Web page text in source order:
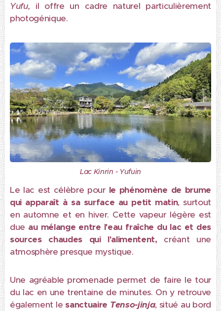
Yufu, il offre un cadre naturel particulièrement
photogénique.
Lac Kinrin - Yufuin
Le lac est célèbre pour le phénomène de brume
qui apparaît à sa surface au petit matin, surtout
en automne et en hiver. Cette vapeur légère est
due au mélange entre l'eau fraîche du lac et des
sources chaudes qui l'alimentent, créant une
atmosphère presque mystique.
Une agréable promenade permet de faire le tour
du lac en une trentaine de minutes. On y retrouve
également lesanctuaire Tenso-jinja, situé au bord